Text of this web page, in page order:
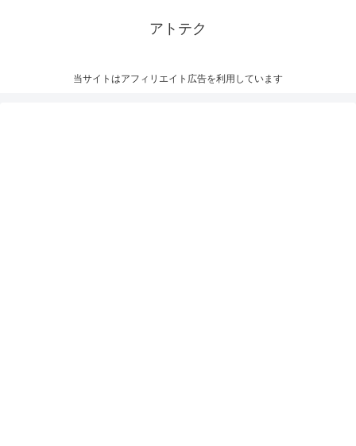
アトテク
当サイトはアフィリエイト広告を利用しています